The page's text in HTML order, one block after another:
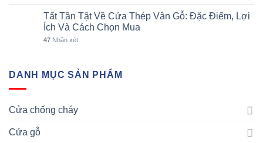
Tất Tần Tật Về Cửa Thép Vân Gỗ: Đặc Điểm, Lợi
Ích Và Cách Chọn Mua
47 Nhận xét
DANH MỤC SẢN PHẨM
Cửa chống cháy
Cửa gỗ